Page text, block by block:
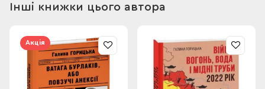
додати, що більшість жінок віддали б усе що завгодно, аби
дружини впливового бізнесмена, до того ж наближеного до
політичного бомонду України.
Її чоловік — молодий, добрий, красивий — обожнює свою
дружину. Однак цю ідилію руйнує випадкова зустріч…
Проте, чи є щось випадковим у цьому світі? Цей роман не
Інші книжки цього автора
Акція